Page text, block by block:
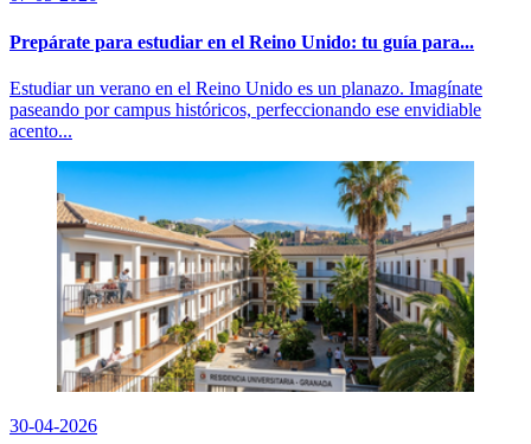
Prepárate para estudiar en el Reino Unido: tu guía para...
Estudiar un verano en el Reino Unido es un planazo. Imagínate
paseando por campus históricos, perfeccionando ese envidiable
acento...
30-04-2026